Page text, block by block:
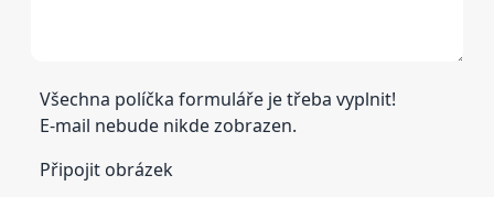
Všechna políčka formuláře je třeba vyplnit!
E-mail nebude nikde zobrazen.
Připojit obrázek